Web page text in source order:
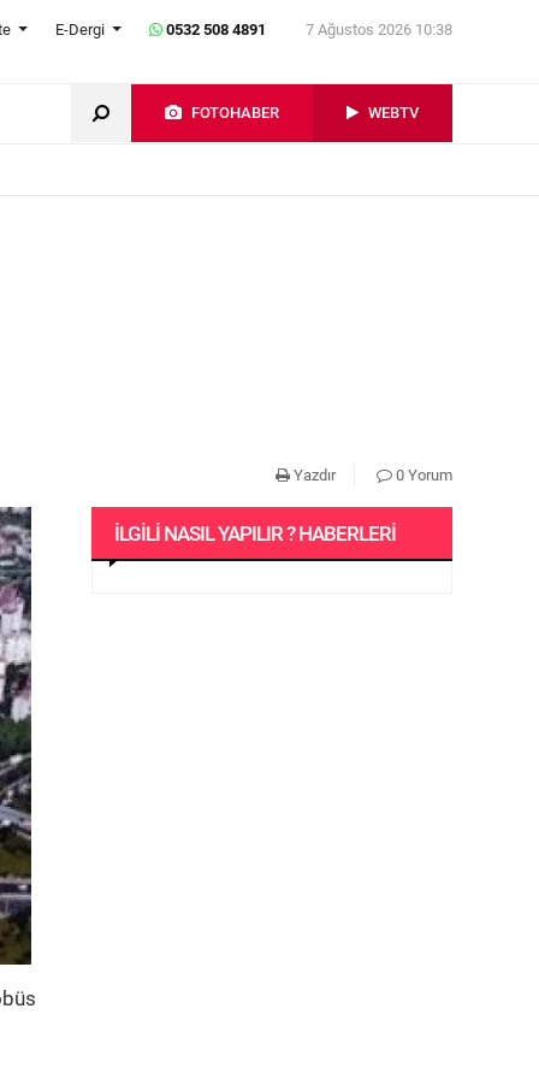
E-Dergi 0532 508 4891 7 Ağustos 2026 10:38
FOTOHABER WEBTV
Yazdır 0 Yorum
İLGILI NASIL YAPILIR ? HABERLERI